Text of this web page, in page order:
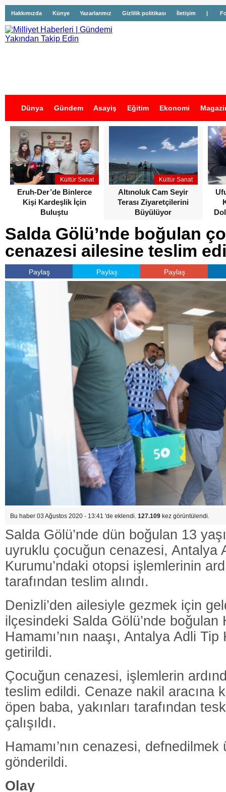
Hakkımızda Künye Yazarlarımız Gizlilik politikası İletişim |
Dünya Gündem Asayiş Eğitim Ekonomi
İş İlanları
Kültür Sanat
Eruh-Der’de Binlerce
Kişi Kardeşlik İçin
Buluştu
Kültür Sanat
Altınoluk Cam Seyir
Terası Ziyaretçilerini
Büyülüyor
Salda Gölü’nde boğulan
cenazesi ailesine teslim
Paylaş Paylaş Paylaş
Bu haber 03 Ağustos 2020 - 13:41 'de eklendi. 127.109 kez görüntülendi.
Salda Gölü’nde dün boğulan 13
uyruklu çocuğun cenazesi, Antalya
Kurumu’ndaki otopsi işlemlerinin
tarafından teslim alındı.
Denizli’den ailesiyle gezmek için
ilçesindeki Salda Gölü’nde boğulan
Hamamı’nın naaşı, Antalya Adli Tip
getirildi.
Çocuğun cenazesi, işlemlerin
teslim edildi. Cenaze nakil aracına
öpen baba, yakınları tarafından
çalışıldı.
Hamamı’nın cenazesi, defnedilmek
gönderildi.
Olay